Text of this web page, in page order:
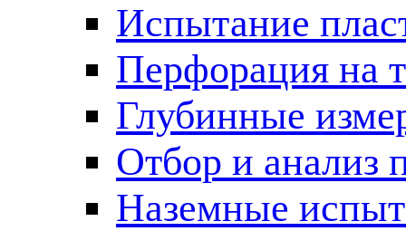
Испытание
Перфорация на
Глубинные
Отбор и анализ
Наземные